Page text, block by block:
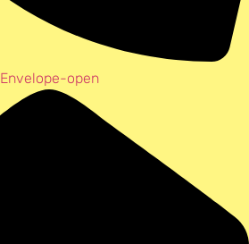
Envelope-open